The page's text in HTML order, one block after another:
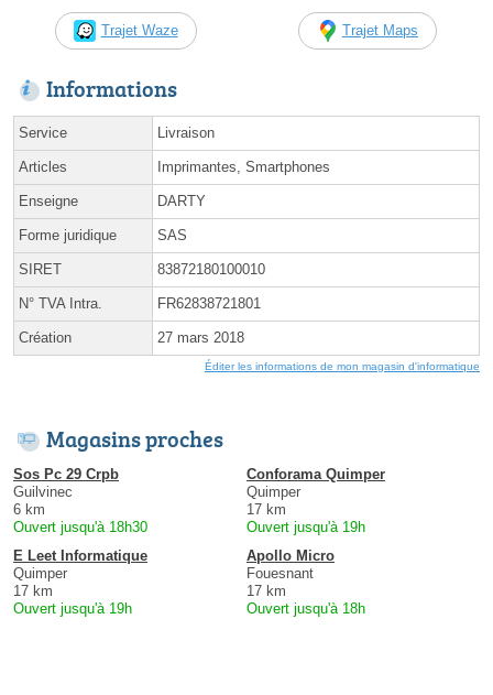
Trajet Waze Trajet Maps
Informations
Service Livraison
Articles Imprimantes, Smartphones
Enseigne DARTY
Forme juridique SAS
SIRET 83872180100010
N° TVA Intra. FR62838721801
Création 27 mars 2018
Éditer les informations de mon magasin d'informatique
Magasins proches
Sos Pc 29 Crpb
Guilvinec
6 km
Ouvert jusqu'à 18h30
Conforama Quimper
Quimper
17 km
Ouvert jusqu'à 19h
E Leet Informatique
Quimper
17 km
Ouvert jusqu'à 19h
Apollo Micro
Fouesnant
17 km
Ouvert jusqu'à 18h